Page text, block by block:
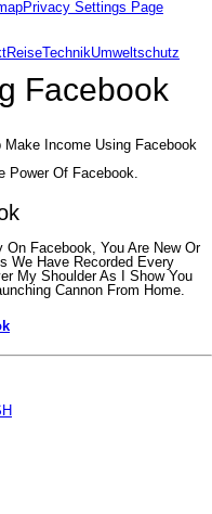
Privacy Settings Page
ReiseTechnikUmweltschutz
Facebook
Make Income Using Facebook
Power Of Facebook.
On Facebook, You Are New Or
We Have Recorded Every
My Shoulder As I Show You
Cannon From Home.